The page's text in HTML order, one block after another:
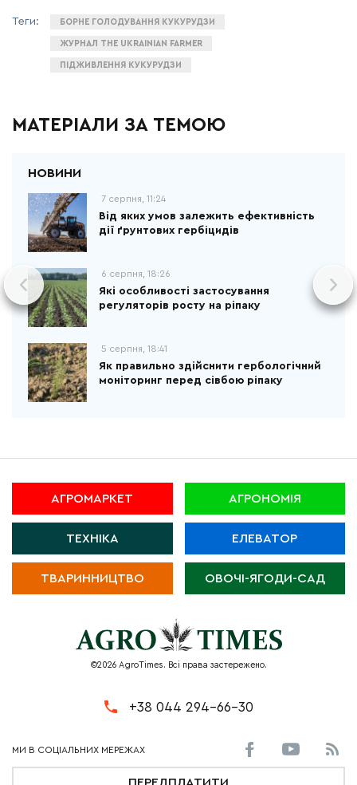
БОРНЕ ГОЛОДУВАННЯ КУКУРУДЗИ
ЖУРНАЛ THE UKRAINIAN FARMER
ПІДЖИВЛЕННЯ КУКУРУДЗИ
МАТЕРІАЛИ ЗА ТЕМОЮ
7 серпня, 11:24
Від яких умов залежить ефективність
дії ґрунтових гербіцидів
6 серпня, 18:26
Які особливості застосування
регуляторів росту на ріпаку
5 серпня, 18:41
Як правильно здійснити гербологічний
моніторинг перед сівбою ріпаку
АГРОМАРКЕТ АГРОНОМІЯ
ТЕХНІКА ЕЛЕВАТОР
ТВАРИННИЦТВО ОВОЧІ-ЯГОДИ-САД
©2026 AgroTimes. Всі права застережено.
+38 044 294-66-30